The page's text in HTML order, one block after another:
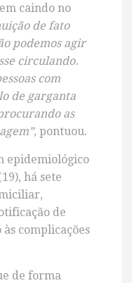
caindo no
de fato
podemos agir
circulando.
com
de garganta
as
, pontuou.
epidemiológico
há sete
de
às complicações
de forma